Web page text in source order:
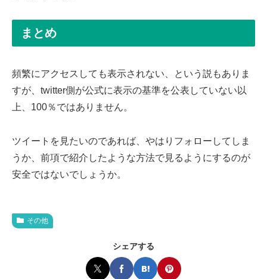
まとめ
頻繁にアクセスしても表示されない、という説もありま
すが、twitter側が公式に表示の基準を公表していない以
上、100％ではありません。
ツイートを見たいのであれば、やはりフォローしてしま
うか、前項で紹介したような方法で見るようにするのが
安全ではないでしょうか。
その他
シェアする